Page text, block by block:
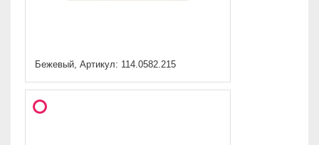
Бежевый, Артикул: 114.0582.215